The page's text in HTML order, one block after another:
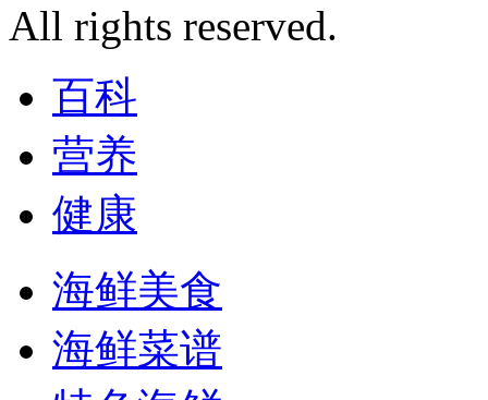
All rights reserved.
百科
营养
健康
海鲜美食
海鲜菜谱